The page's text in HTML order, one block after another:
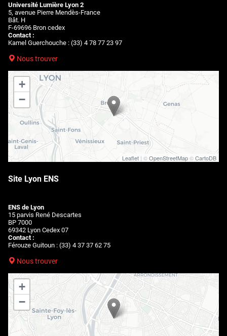
Université Lumière Lyon 2
5, avenue Pierre Mendès-France
Bât. H
F-69696 Bron cedex
Contact :
Kamel Guerchouche : (33) 4 78 77 23 97
Nous trouver
+
−
Leaflet | ©OpenStreetMap©CartoDB
Site Lyon ENS
ENS de Lyon
15 parvis René Descartes
BP 7000
69342 Lyon Cedex 07
Contact :
Férouze Guitoun : (33) 4 37 37 62 75
Nous trouver
+
−